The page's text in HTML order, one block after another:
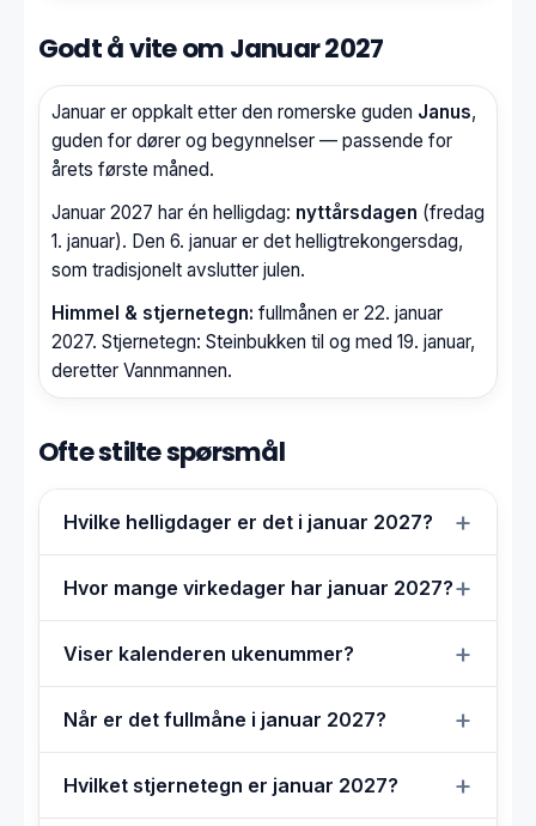
Godt å vite om Januar 2027
Januar er oppkalt etter den romerske guden Janus,
guden for dører og begynnelser — passende for
årets første måned.
Januar 2027 har én helligdag: nyttårsdagen (fredag
1. januar). Den 6. januar er det helligtrekongersdag,
som tradisjonelt avslutter julen.
Himmel & stjernetegn: fullmånen er 22. januar
2027. Stjernetegn: Steinbukken til og med 19. januar,
deretter Vannmannen.
Ofte stilte spørsmål
Hvilke helligdager er det i januar 2027?
Hvor mange virkedager har januar 2027?
Viser kalenderen ukenummer?
Når er det fullmåne i januar 2027?
Hvilket stjernetegn er januar 2027?